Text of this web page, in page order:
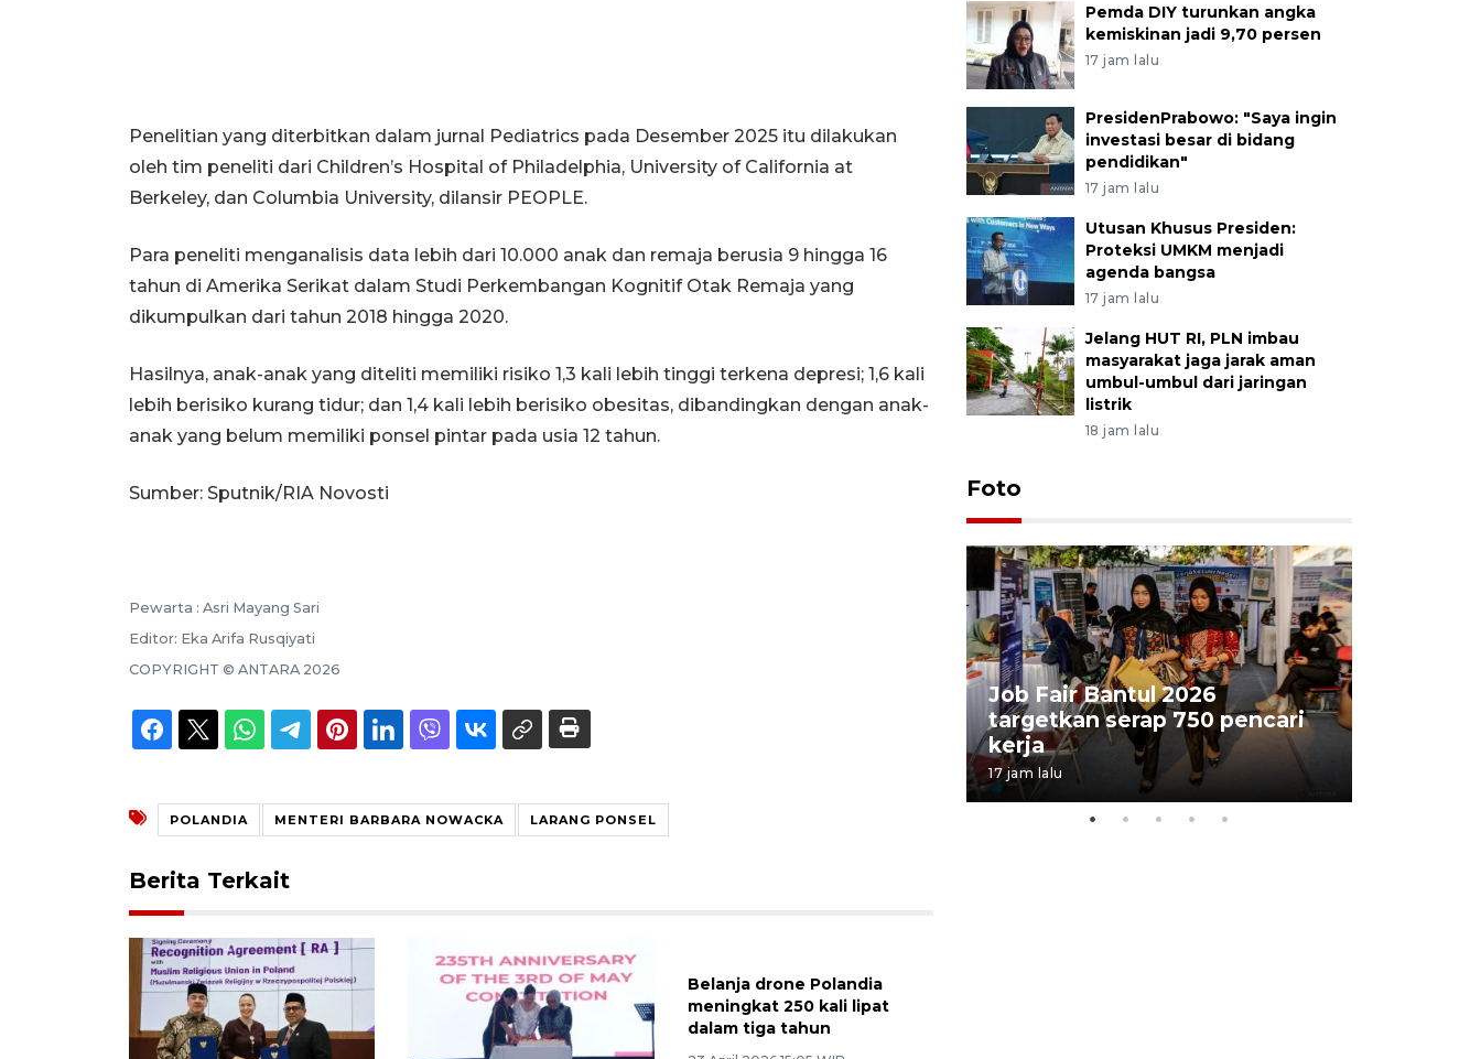
Penelitian yang diterbitkan dalam jurnal Pediatrics pada Desember 2025 itu dilakukan
oleh tim peneliti dari Children’s Hospital of Philadelphia, University of California at
Berkeley, dan Columbia University, dilansir PEOPLE.
Para peneliti menganalisis data lebih dari 10.000 anak dan remaja berusia 9 hingga 16
tahun di Amerika Serikat dalam Studi Perkembangan Kognitif Otak Remaja yang
dikumpulkan dari tahun 2018 hingga 2020.
Hasilnya, anak-anak yang diteliti memiliki risiko 1,3 kali lebih tinggi terkena depresi; 1,6 kali
lebih berisiko kurang tidur; dan 1,4 kali lebih berisiko obesitas, dibandingkan dengan anak-
anak yang belum memiliki ponsel pintar pada usia 12 tahun.
Sumber: Sputnik/RIA Novosti
Pewarta : Asri Mayang Sari
Editor: Eka Arifa Rusqiyati
COPYRIGHT © ANTARA 2026
POLANDIA MENTERI BARBARA NOWACKA LARANG PONSEL
Berita Terkait
Pemda DIY turunkan angka
kemiskinan jadi 9,70 persen
17 jam lalu
PresidenPrabowo: "Saya ingin
investasi besar di bidang
pendidikan"
17 jam lalu
Utusan Khusus Presiden:
Proteksi UMKM menjadi
agenda bangsa
17 jam lalu
Jelang HUT RI, PLN imbau
masyarakat jaga jarak aman
umbul-umbul dari jaringan
listrik
18 jam lalu
Foto
Job Fair Bantul 2026
targetkan serap 750 pencari
kerja
17 jam lalu